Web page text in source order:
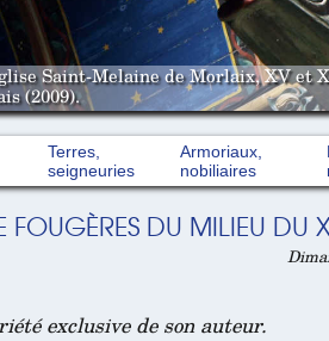
Saint-Melaine de Morlaix, XV et
(2009).
Terres,
seigneuries
Armoriaux,
nobiliaires
FOUGÈRES DU MILIEU DU
exclusive de son auteur.